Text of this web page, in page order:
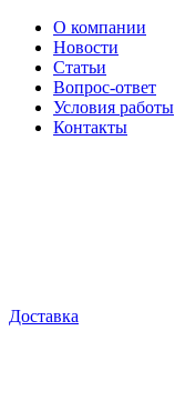
О компании
Новости
Статьи
Вопрос-ответ
Условия работы
Контакты
Доставка